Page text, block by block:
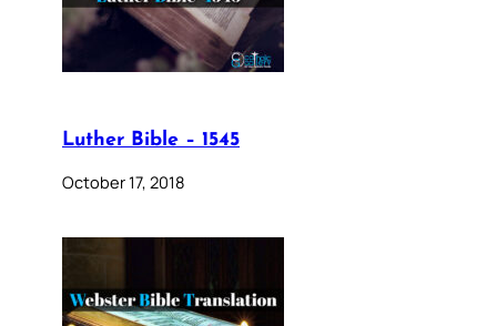
Luther Bible – 1545
October 17, 2018